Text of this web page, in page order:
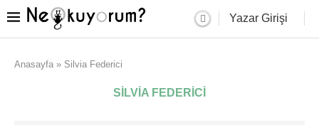
Yazar Girişi
Anasayfa » Silvia Federici
SILVIA FEDERICI